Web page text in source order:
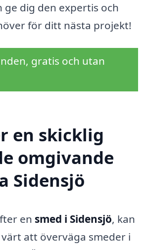
ge dig den expertis och
för ditt nästa projekt!
gratis och utan
en skicklig
omgivande
Sidensjö
en smed i Sidensjö, kan
att överväga smeder i